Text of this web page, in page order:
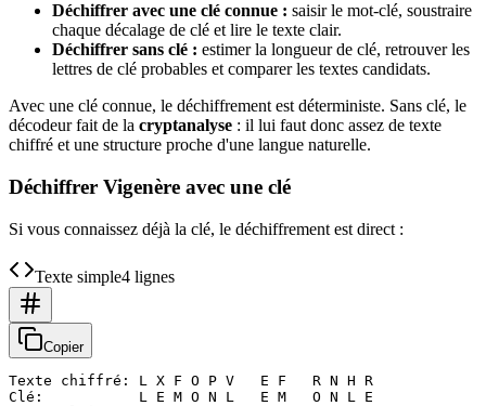
Déchiffrer avec une clé connue : saisir le mot-clé, soustraire
chaque décalage de clé et lire le texte clair.
Déchiffrer sans clé : estimer la longueur de clé, retrouver les
lettres de clé probables et comparer les textes candidats.
Avec une clé connue, le déchiffrement est déterministe. Sans clé, le
décodeur fait de la cryptanalyse : il lui faut donc assez de texte
chiffré et une structure proche d'une langue naturelle.
Déchiffrer Vigenère avec une clé
Si vous connaissez déjà la clé, le déchiffrement est direct :
Texte simple4 lignes
Copier
Texte chiffré: L X F O P V   E F   R N H R
Clé:           L E M O N L   E M   O N L E